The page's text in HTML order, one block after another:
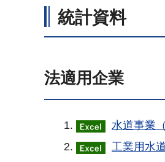
統計資料
法適用企業
水道事業
工業用水